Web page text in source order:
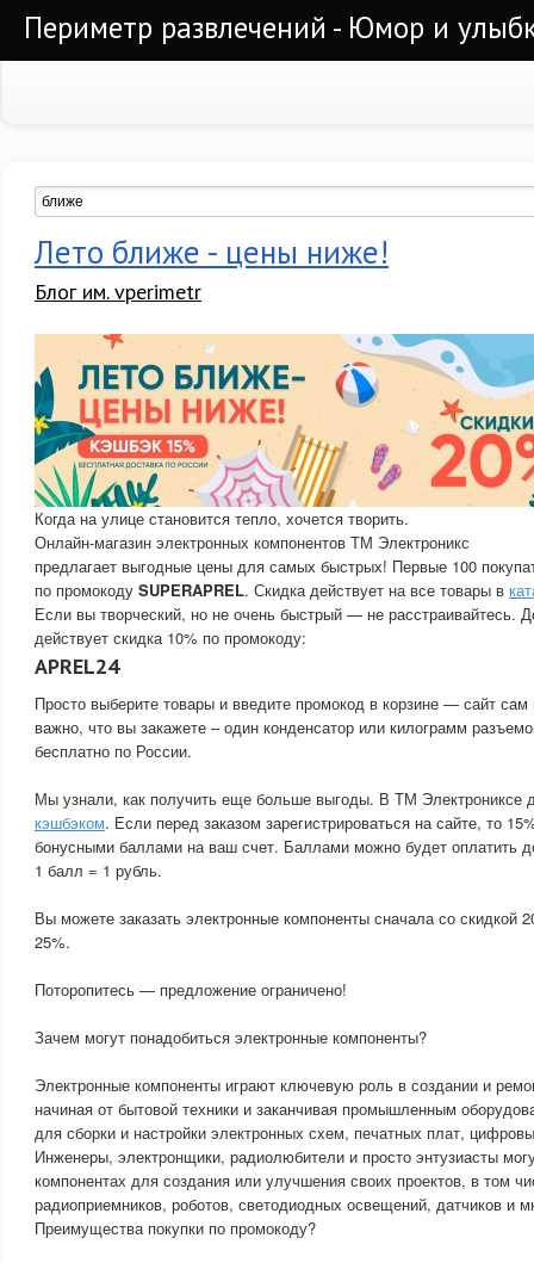
Периметр развлечений - Юмор и
Лето ближе - цены ниже!
Блог им. vperimetr
Когда на улице становится тепло, хочется творить.
Онлайн-магазин электронных компонентов ТМ Электроникс
предлагает выгодные цены для самых быстрых! Первые 100
по промокоду SUPERAPREL. Скидка действует на все товары в
Если вы творческий, но не очень быстрый — не расстраивайтесь.
действует скидка 10% по промокоду:
APREL24
Просто выберите товары и введите промокод в корзине — сайт сам
важно, что вы закажете – один конденсатор или килограмм
бесплатно по России.
Мы узнали, как получить еще больше выгоды. В ТМ Электрониксе
кэшбэком. Если перед заказом зарегистрироваться на сайте, то
бонусными баллами на ваш счет. Баллами можно будет оплатить
1 балл = 1 рубль.
Вы можете заказать электронные компоненты сначала со скидкой
25%.
Поторопитесь — предложение ограничено!
Зачем могут понадобиться электронные компоненты?
Электронные компоненты играют ключевую роль в создании и
начиная от бытовой техники и заканчивая промышленным
для сборки и настройки электронных схем, печатных плат,
Инженеры, электронщики, радиолюбители и просто энтузиасты
компонентах для создания или улучшения своих проектов, в том
радиоприемников, роботов, светодиодных освещений, датчиков и
Преимущества покупки по промокоду?